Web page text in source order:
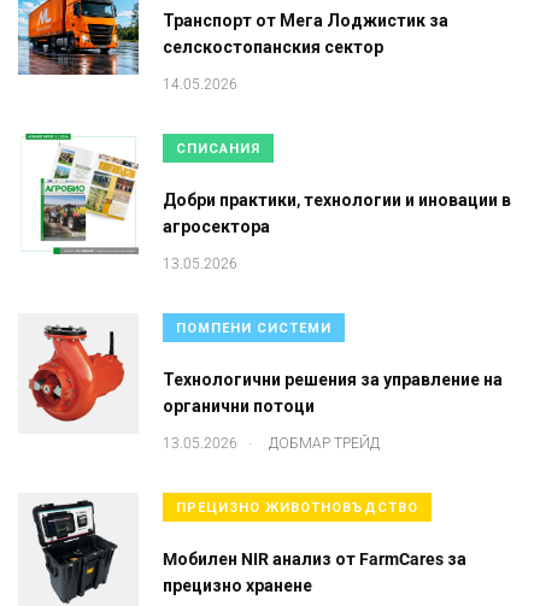
Транспорт от Мега Лоджистик за
селскостопанския сектор
14.05.2026
СПИСАНИЯ
Добри практики, технологии и иновации в
агросектора
13.05.2026
ПОМПЕНИ СИСТЕМИ
Технологични решения за управление на
органични потоци
13.05.2026 . ДОБМАР ТРЕЙД
ПРЕЦИЗНО ЖИВОТНОВЪДСТВО
Mобилен NIR анализ от FarmCares за
прецизно хранене